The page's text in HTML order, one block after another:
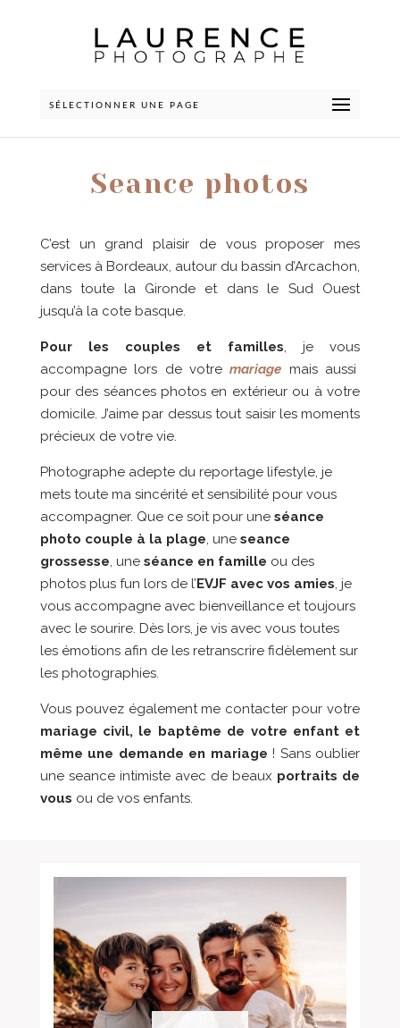
SÉLECTIONNER UNE PAGE
Seance photos
C’est un grand plaisir de vous proposer mes
services à Bordeaux, autour du bassin d’Arcachon,
dans toute la Gironde et dans le Sud Ouest
jusqu’à la cote basque.
Pour les couples et familles, je vous
accompagne lors de votremariage mais aussi
pour des séances photos en extérieur ou à votre
domicile. J’aime par dessus tout saisir les moments
précieux de votre vie.
Photographe adepte du reportage lifestyle, je
mets toute ma sincérité et sensibilité pour vous
accompagner. Que ce soit pour une séance
photo couple à la plage, une seance
grossesse, une séance en famille ou des
photos plus fun lors de l’EVJF avec vos amies, je
vous accompagne avec bienveillance et toujours
avec le sourire. Dès lors, je vis avec vous toutes
les émotions afin de les retranscrire fidèlement sur
les photographies.
Vous pouvez également me contacter pour votre
mariage civil, le baptême de votre enfant et
même une demande en mariage ! Sans oublier
une seance intimiste avec de beaux portraits de
vous ou de vos enfants.